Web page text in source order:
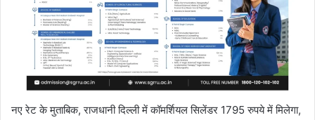
नए रेट के मुताबिक, राजधानी दिल्ली में कॉमर्शियल सिलेंडर 1795 रुपये में मिलेगा,